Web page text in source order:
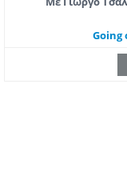
Going